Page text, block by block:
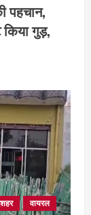
पहचान,
गुड़,
वायरल